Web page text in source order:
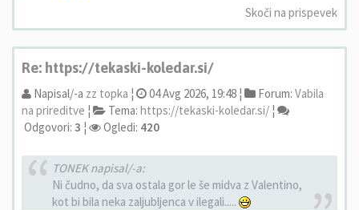
Skoči na prispevek
Re: https://tekaski-koledar.si/
Napisal/-a zz topka ¦ 04 Avg 2026, 19:48 ¦ Forum: Vabila
na prireditve ¦ Tema: https://tekaski-koledar.si/ ¦
Odgovori: 3 ¦ Ogledi: 420
TONEK napisal/-a:
Ni čudno, da sva ostala gor le še midva z Valentino,
kot bi bila neka zaljubljenca v ilegali.....